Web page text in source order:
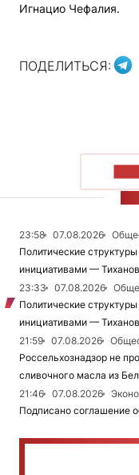
Игнацио Чефалия.
ПОДЕЛИТЬСЯ:
23:58 07.08.2026
Политические
инициативами —
23:33
07.08.2026
Политические
инициативами —
21:59
07.08.2026
Россельхознадзор не
сливочного масла из
21:46
07.08.2026
Подписано соглашение